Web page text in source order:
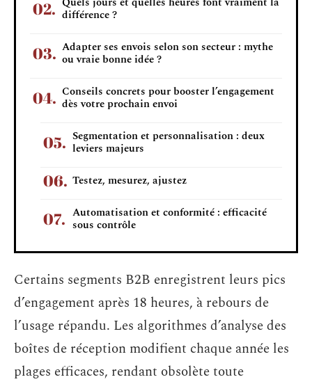
différence ?
Adapter ses envois selon son secteur : mythe
ou vraie bonne idée ?
Conseils concrets pour booster l’engagement
dès votre prochain envoi
Segmentation et personnalisation : deux
leviers majeurs
Testez, mesurez, ajustez
Automatisation et conformité : efficacité
sous contrôle
Certains segments B2B enregistrent leurs pics
d’engagement après 18 heures, à rebours de
l’usage répandu. Les algorithmes d’analyse des
boîtes de réception modifient chaque année les
plages efficaces, rendant obsolète toute